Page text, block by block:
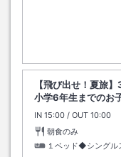
【飛び出せ！夏旅
小学6年生までのお
IN チェックイン
15:00 / OUT チェック
10:00
朝食のみ
１ベッド◆シング